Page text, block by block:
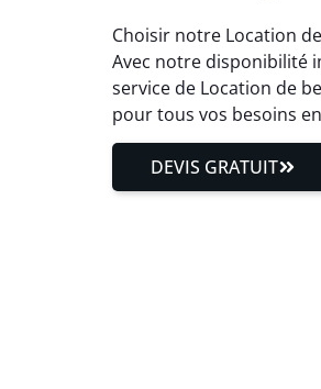
Choisir notre Location
Avec notre disponibilité
service de Location de
pour tous vos besoins
DEVIS GRATUIT